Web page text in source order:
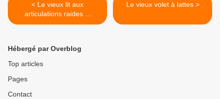
< Le vieux lit aux
articulations raides ...
Le vieux volet à lattes >
Hébergé par Overblog
Top articles
Pages
Contact